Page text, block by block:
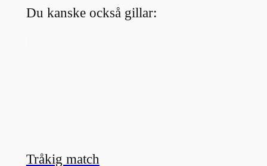
Du kanske också gillar:
Tråkig match